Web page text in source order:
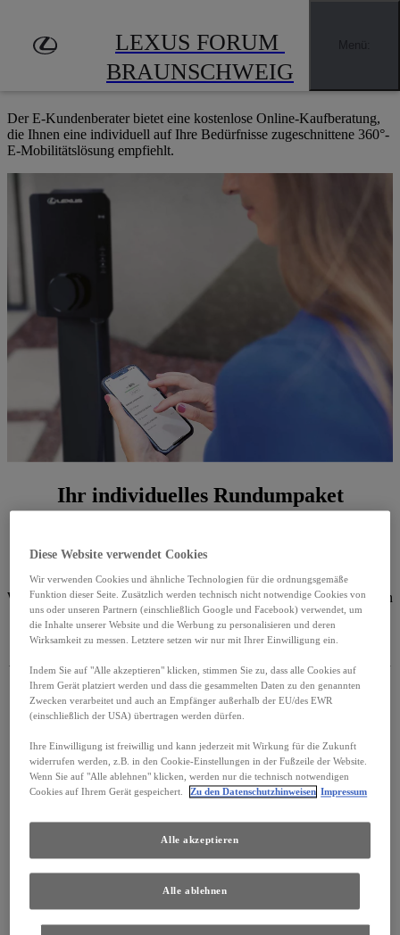
LEXUS FORUM
BRAUNSCHWEIG
E-KUNDENBERATER
Der E-Kundenberater bietet eine kostenlose Online-Kaufberatung,
die Ihnen eine individuell auf Ihre Bedürfnisse zugeschnittene 360°-
E-Mobilitätslösung empfiehlt.
Ihr individuelles Rundumpaket
Autofahrer auf ihrem Weg zur Elektromobilität zu begleiten. Denn
eines E-Autos. Auch der Kauf und die Installation einer eigenen
Wallbox, die Wahl eines passenden Ladetarifs für öffentliches Laden
sowie die Beantragung von Fördermitteln spielen eine wichtige
Rolle. Dabei möchten wir Sie unterstützen. Mit unserer kostenlosen
Online-Kaufberatung bieten wir Ihnen eine individuell auf Ihre
Ihnen gemäß Ihren Angaben genau die Produkte und Services, die
am besten zu Ihrem Bedarf passen.
Diese Website verwendet Cookies
Wir verwenden Cookies und ähnliche Technologien für die ordnungsgemäße
Funktion dieser Seite. Zusätzlich werden technisch nicht notwendige Cookies von
uns oder unseren Partnern (einschließlich Google und Facebook) verwendet, um
die Inhalte unserer Website und die Werbung zu personalisieren und deren
Wirksamkeit zu messen. Letztere setzen wir nur mit Ihrer Einwilligung ein.
Indem Sie auf "Alle akzeptieren" klicken, stimmen Sie zu, dass alle Cookies auf
Ihrem Gerät platziert werden und dass die gesammelten Daten zu den genannten
Zwecken verarbeitet und auch an Empfänger außerhalb der EU/des EWR
(einschließlich der USA) übertragen werden dürfen.
Ihre Einwilligung ist freiwillig und kann jederzeit mit Wirkung für die Zukunft
widerrufen werden, z.B. in den Cookie-Einstellungen in der Fußzeile der Website.
Wenn Sie auf "Alle ablehnen" klicken, werden nur die technisch notwendigen
Cookies auf Ihrem Gerät gespeichert.
Zu den Datenschutzhinweisen Impressum
Alle ablehnen
Alle akzeptieren